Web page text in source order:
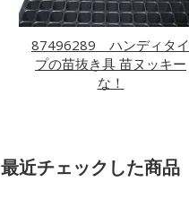
87496289 ハンディタイ
プの苗抜き具 苗ヌッキー
な！
最近チェックした商品